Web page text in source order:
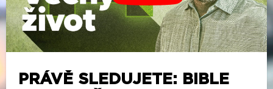
PRÁVĚ SLEDUJETE: BIBLE